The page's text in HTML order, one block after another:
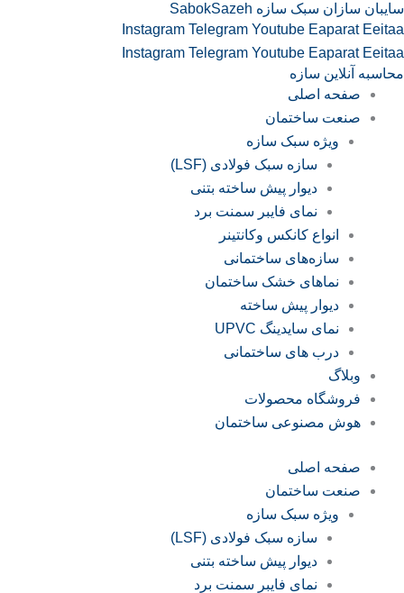
پرش
به
محتوا
سایبان سازان سبک سازه SabokSazeh
Instagram Telegram Youtube Eaparat Eeitaa
Instagram Telegram Youtube Eaparat Eeitaa
محاسبه آنلاین سازه
صفحه اصلی
صنعت ساختمان
ویژه سبک سازه
سازه‌ سبک فولادی (LSF)
دیوار پیش ساخته بتنی
نمای فایبر سمنت برد
انواع کانکس وکانتینر
سازه‌های ساختمانی
نماهای خشک ساختمان
دیوار پیش ساخته
نمای سایدینگ UPVC
درب های ساختمانی
وبلاگ
فروشگاه محصولات
هوش مصنوعی ساختمان
صفحه اصلی
صنعت ساختمان
ویژه سبک سازه
سازه‌ سبک فولادی (LSF)
دیوار پیش ساخته بتنی
نمای فایبر سمنت برد